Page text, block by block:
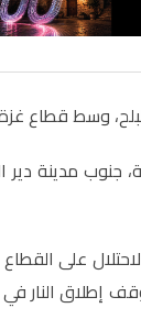
وسط قطاع
مدينة دير